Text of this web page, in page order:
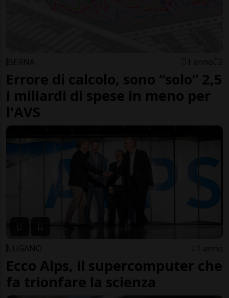
BERNA 1 anno 2
Errore di calcolo, sono “solo” 2,5
i miliardi di spese in meno per
l'AVS
LUGANO 1 anno
Ecco Alps, il supercomputer che
fa trionfare la scienza